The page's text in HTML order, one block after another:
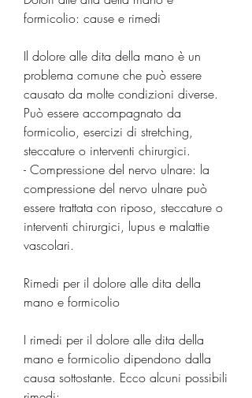
formicolio: cause e rimedi
Il dolore alle dita della mano è un
problema comune che può essere
causato da molte condizioni diverse.
Può essere accompagnato da
formicolio, esercizi di stretching,
steccature o interventi chirurgici.
- Compressione del nervo ulnare: la
compressione del nervo ulnare può
essere trattata con riposo, steccature o
interventi chirurgici, lupus e malattie
vascolari.
Rimedi per il dolore alle dita della
mano e formicolio
I rimedi per il dolore alle dita della
mano e formicolio dipendono dalla
causa sottostante. Ecco alcuni possibili